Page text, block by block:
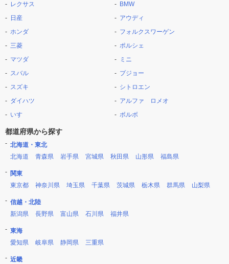
レクサス
日産
ホンダ
三菱
マツダ
スバル
スズキ
ダイハツ
いすゞ
BMW
アウディ
フォルクスワーゲン
ポルシェ
ミニ
プジョー
シトロエン
アルファ ロメオ
ボルボ
都道府県から探す
北海道・東北
北海道
青森県 岩手県 宮城県 秋田県 山形県 福島県
関東
東京都
神奈川県 埼玉県 千葉県 茨城県 栃木県 群馬県 山梨県
信越・北陸
新潟県
長野県 富山県 石川県 福井県
東海
愛知県
岐阜県 静岡県 三重県
近畿